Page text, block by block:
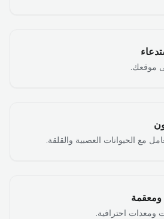
موقعك.
مع الحيوانات العصبية والقلقة.
ومعقمة
ومعدات احترافية.